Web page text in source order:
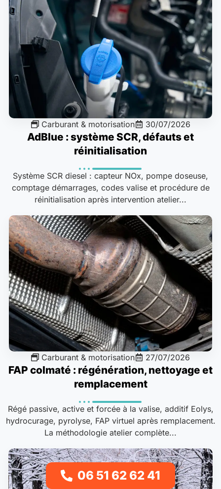
Carburant & motorisation 30/07/2026
AdBlue : système SCR, défauts et
réinitialisation
Système SCR diesel : capteur NOx, pompe doseuse,
comptage démarrages, codes valise et procédure de
réinitialisation après intervention atelier...
Carburant & motorisation 27/07/2026
FAP colmaté : régénération, nettoyage et
remplacement
Régé passive, active et forcée à la valise, additif Eolys,
hydrocurage, pyrolyse, FAP virtuel après remplacement.
La méthodologie atelier complète...
06 51 62 62 41